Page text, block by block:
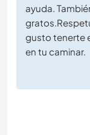
ayuda.
gusto tenerte
en tu caminar.